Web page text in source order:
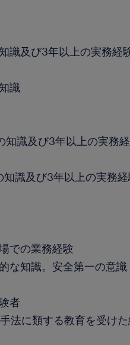
識及び3年以上の実務経
識
知識及び3年以上の実務
知識及び3年以上の実務
での業務経験
な知識。安全第一の意識
者
法に類する教育を受け